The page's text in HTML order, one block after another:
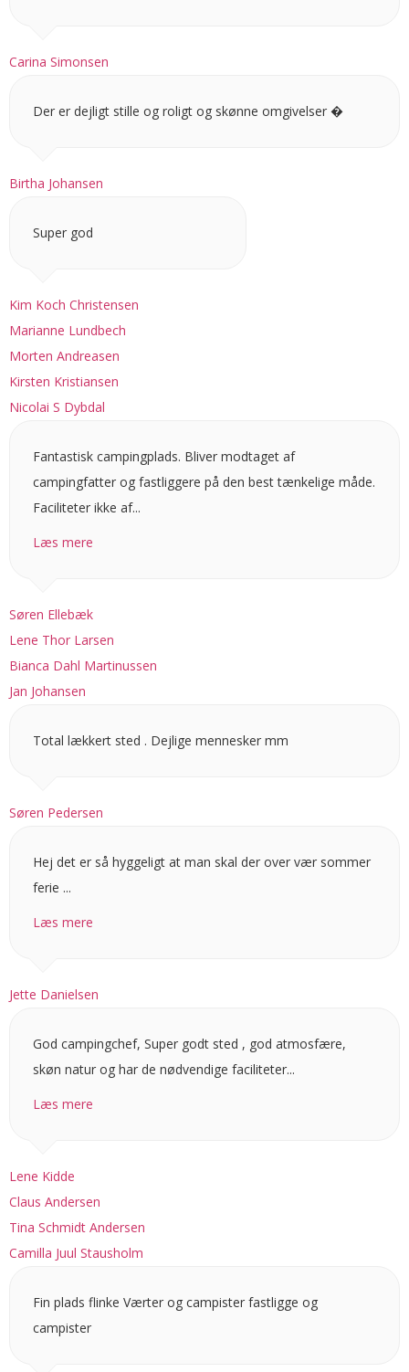
Carina Simonsen
Birtha Johansen
Der er dejligt stille og roligt og skønne omgivelser �
Kim Koch Christensen
Super god
Marianne Lundbech
Morten Andreasen
Kirsten Kristiansen
Nicolai S Dybdal
Søren Ellebæk
Fantastisk campingplads. Bliver modtaget af
campingfatter og fastliggere på den best tænkelige måde.
Faciliteter ikke af...
Læs mere
Lene Thor Larsen
Bianca Dahl Martinussen
Jan Johansen
Søren Pedersen
Total lækkert sted . Dejlige mennesker mm
Jette Danielsen
Hej det er så hyggeligt at man skal der over vær sommer
ferie ...
Læs mere
Lene Kidde
God campingchef, Super godt sted , god atmosfære,
skøn natur og har de nødvendige faciliteter...
Læs mere
Claus Andersen
Tina Schmidt Andersen
Camilla Juul Stausholm
Fin plads flinke Værter og campister fastligge og
campister